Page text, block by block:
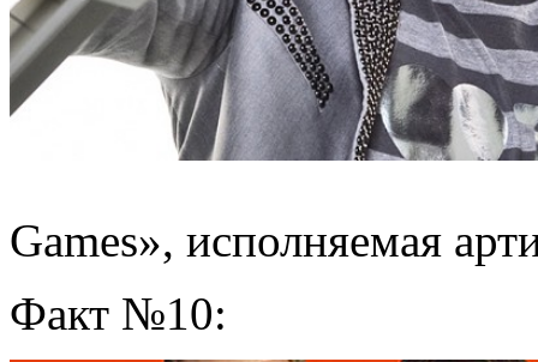
Games», исполняемая
Факт №10: